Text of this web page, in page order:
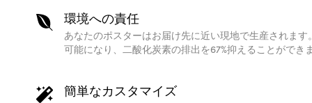
環境への責任
あなたのポスターはお届け先に近い現地で生産されま
可能になり、二酸化炭素の排出を67%抑えることができ
簡単なカスタマイズ